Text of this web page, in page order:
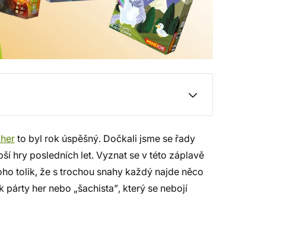
to byl rok úspěšný. Dočkali jsme se řady
hry posledních let. Vyznat se v této záplavě
tolik, že s trochou snahy každý najde něco
her nebo „šachista”, který se nebojí